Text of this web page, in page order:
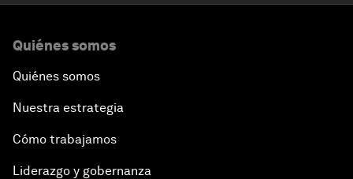
Quiénes somos
Quiénes somos
Nuestra estrategia
Cómo trabajamos
Liderazgo y gobernanza